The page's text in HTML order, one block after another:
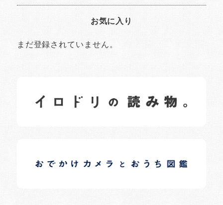
お気に入り
まだ登録されていません。
日常の様子など随時更新中です。
日常の様子など随時更新中です。